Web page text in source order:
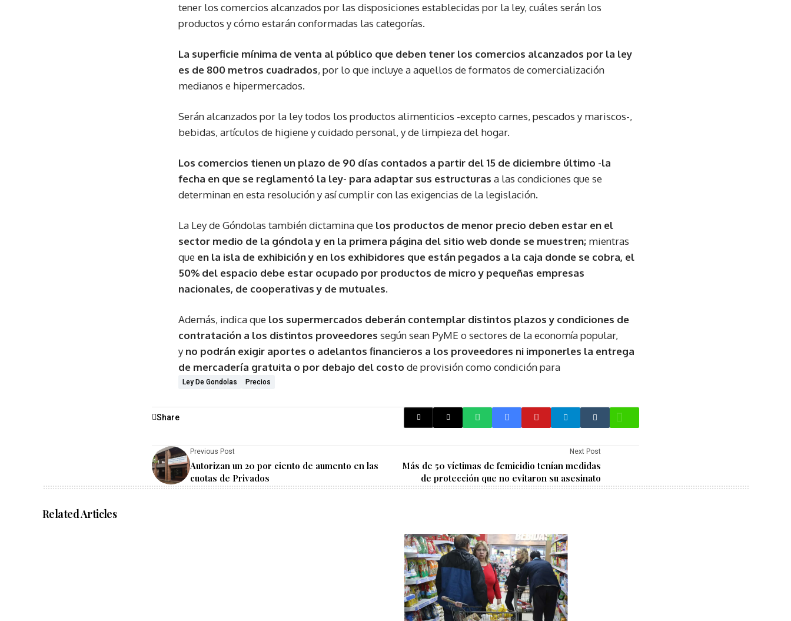
tener los comercios alcanzados por las disposiciones establecidas por la ley, cuáles serán los
productos y cómo estarán conformadas las categorías.
La superficie mínima de venta al público que deben tener los comercios alcanzados por la ley
es de 800 metros cuadrados, por lo que incluye a aquellos de formatos de comercialización
medianos e hipermercados.
Serán alcanzados por la ley todos los productos alimenticios -excepto carnes, pescados y mariscos-,
bebidas, artículos de higiene y cuidado personal, y de limpieza del hogar.
Los comercios tienen un plazo de 90 días contados a partir del 15 de diciembre último -la
fecha en que se reglamentó la ley- para adaptar sus estructuras a las condiciones que se
determinan en esta resolución y así cumplir con las exigencias de la legislación.
La Ley de Góndolas también dictamina que los productos de menor precio deben estar en el
sector medio de la góndola y en la primera página del sitio web donde se muestren; mientras
que en la isla de exhibición y en los exhibidores que están pegados a la caja donde se cobra, el
50% del espacio debe estar ocupado por productos de micro y pequeñas empresas
nacionales, de cooperativas y de mutuales.
Además, indica que los supermercados deberán contemplar distintos plazos y condiciones de
contratación a los distintos proveedores según sean PyME o sectores de la economía popular,
y no podrán exigir aportes o adelantos financieros a los proveedores ni imponerles la entrega
de mercadería gratuita o por debajo del costo de provisión como condición para
Ley De Gondolas Precios
Share
Previous Post
Autorizan un 20 por ciento de aumento en las
cuotas de Privados
Next Post
Más de 50 víctimas de femicidio tenían medidas
de protección que no evitaron su asesinato
Related Articles